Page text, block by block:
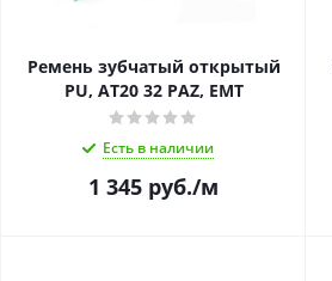
Ремень зубчатый открытый
PU, AT20 32 PAZ, EMT
Есть в наличии
1 345 руб./м